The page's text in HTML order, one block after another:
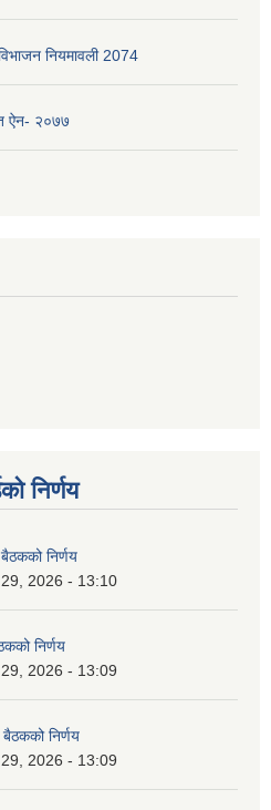
नियमावली 2074
ऐन- २०७७
निर्णय
बैठकको निर्णय
2026 - 13:10
निर्णय
2026 - 13:09
बैठकको निर्णय
2026 - 13:09